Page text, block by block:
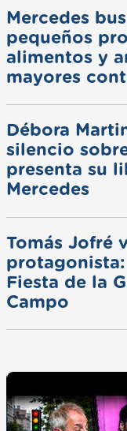
Mercedes
pequeños
alimentos y
mayores
Débora
silencio
presenta su
Mercedes
Tomás Jofré
Fiesta de la
Campo